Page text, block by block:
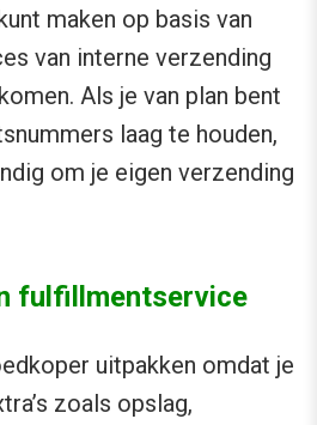
maken op basis van
van interne verzending
Als je van plan bent
laag te houden,
om je eigen verzending
fulfillmentservice
uitpakken omdat je
zoals opslag,